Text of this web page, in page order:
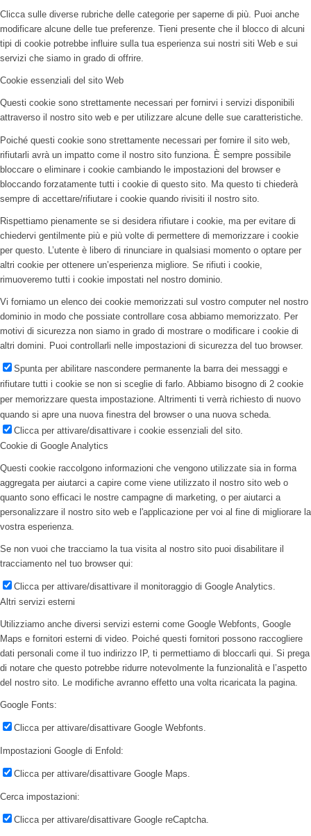
Clicca sulle diverse rubriche delle categorie per saperne di più. Puoi anche
modificare alcune delle tue preferenze. Tieni presente che il blocco di alcuni
tipi di cookie potrebbe influire sulla tua esperienza sui nostri siti Web e sui
servizi che siamo in grado di offrire.
Cookie essenziali del sito Web
Questi cookie sono strettamente necessari per fornirvi i servizi disponibili
attraverso il nostro sito web e per utilizzare alcune delle sue caratteristiche.
Poiché questi cookie sono strettamente necessari per fornire il sito web,
rifiutarli avrà un impatto come il nostro sito funziona. È sempre possibile
bloccare o eliminare i cookie cambiando le impostazioni del browser e
bloccando forzatamente tutti i cookie di questo sito. Ma questo ti chiederà
sempre di accettare/rifiutare i cookie quando rivisiti il nostro sito.
Rispettiamo pienamente se si desidera rifiutare i cookie, ma per evitare di
chiedervi gentilmente più e più volte di permettere di memorizzare i cookie
per questo. L’utente è libero di rinunciare in qualsiasi momento o optare per
altri cookie per ottenere un’esperienza migliore. Se rifiuti i cookie,
rimuoveremo tutti i cookie impostati nel nostro dominio.
Vi forniamo un elenco dei cookie memorizzati sul vostro computer nel nostro
dominio in modo che possiate controllare cosa abbiamo memorizzato. Per
motivi di sicurezza non siamo in grado di mostrare o modificare i cookie di
altri domini. Puoi controllarli nelle impostazioni di sicurezza del tuo browser.
Spunta per abilitare nascondere permanente la barra dei messaggi e
rifiutare tutti i cookie se non si sceglie di farlo. Abbiamo bisogno di 2 cookie
per memorizzare questa impostazione. Altrimenti ti verrà richiesto di nuovo
quando si apre una nuova finestra del browser o una nuova scheda.
Clicca per attivare/disattivare i cookie essenziali del sito.
Cookie di Google Analytics
Questi cookie raccolgono informazioni che vengono utilizzate sia in forma
aggregata per aiutarci a capire come viene utilizzato il nostro sito web o
quanto sono efficaci le nostre campagne di marketing, o per aiutarci a
personalizzare il nostro sito web e l'applicazione per voi al fine di migliorare la
vostra esperienza.
Se non vuoi che tracciamo la tua visita al nostro sito puoi disabilitare il
tracciamento nel tuo browser qui:
Clicca per attivare/disattivare il monitoraggio di Google Analytics.
Altri servizi esterni
Utilizziamo anche diversi servizi esterni come Google Webfonts, Google
Maps e fornitori esterni di video. Poiché questi fornitori possono raccogliere
dati personali come il tuo indirizzo IP, ti permettiamo di bloccarli qui. Si prega
di notare che questo potrebbe ridurre notevolmente la funzionalità e l’aspetto
del nostro sito. Le modifiche avranno effetto una volta ricaricata la pagina.
Google Fonts:
Clicca per attivare/disattivare Google Webfonts.
Impostazioni Google di Enfold:
Clicca per attivare/disattivare Google Maps.
Cerca impostazioni:
Clicca per attivare/disattivare Google reCaptcha.